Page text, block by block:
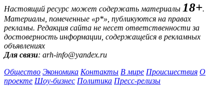
Настоящий ресурс может содержать материалы 18+.
Материалы, помеченные «р*», публикуются на правах
рекламы. Редакция сайта не несет ответственности за
достоверность информации, содержащейся в рекламных
объявлениях
Для связи: arh-info@yandex.ru
Общество Экономика Контакты В мире Происшествия О
проекте Шоу-бизнес Политика Пресс-релизы